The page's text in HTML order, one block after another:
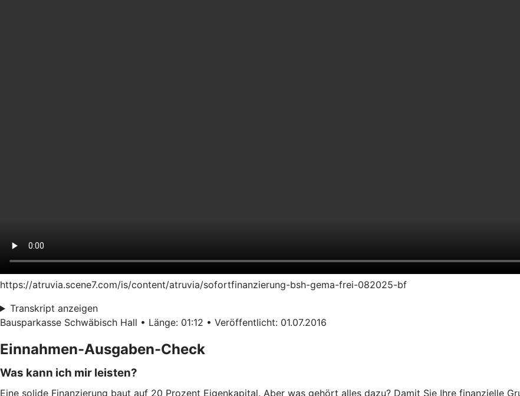
https://atruvia.scene7.com/is/content/atruvia/sofortfinanzierung-bsh-gema-frei-082025-bf
Transkript anzeigen
Bausparkasse Schwäbisch Hall • Länge: 01:12 • Veröffentlicht: 01.07.2016
Einnahmen-Ausgaben-Check
Was kann ich mir leisten?
Eine solide Finanzierung baut auf 20 Prozent Eigenkapital. Aber was gehört alles dazu? Damit Sie Ihre finanzielle